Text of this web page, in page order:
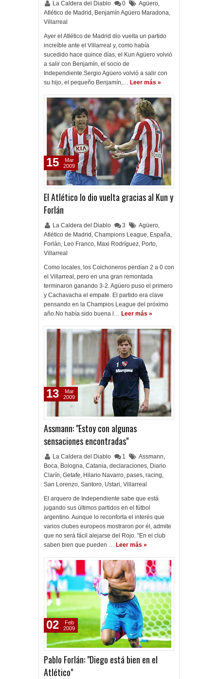
La Caldera del Diablo 0 Agüero,
Atlético de Madrid , Benjamín Agüero Maradona,
Villarreal
Ayer el Atlético de Madrid dio vuelta un partido
increíble ante el Villarreal y, como había
sucedido hace quince días, el Kun Agüero volvió
a salir con Benjamín, el socio de
Independiente.Sergio Agüero volvió a salir con
su hijo, el pequeño Benjamín,… Leer más »
El Atlético lo dio vuelta gracias al Kun y
Forlán
La Caldera del Diablo 3 Agüero,
Atlético de Madrid , Champions League, España,
Forlán, Leo Franco, Maxi Rodríguez, Porto,
Villarreal
Como locales, los Colchoneros perdían 2 a 0 con
el Villarreal, pero en una gran remontada
terminaron ganando 3-2. Agüero puso el primero
y Cachavacha el empate. El partido era clave
pensando en la Champios League del próximo
año.No había sido buena l… Leer más »
15
Mar
2009
Assmann: "Estoy con algunas
sensaciones encontradas"
La Caldera del Diablo 1 Assmann,
Boca, Bologna, Catania, declaraciones, Diario
Clarín, Getafe, Hilario Navarro, pases, racing,
San Lorenzo, Santoro, Ustari, Villarreal
El arquero de Independiente sabe que está
jugando sus últimos partidos en el fútbol
argentino. Aunque lo reconforta el interés que
varios clubes europeos mostraron por él, admite
que no será fácil alejarse del Rojo. "En el club
saben bien que pueden … Leer más »
13
Mar
2009
Pablo Forlán: "Diego está bien en el
Atlético"
02
Feb
2009